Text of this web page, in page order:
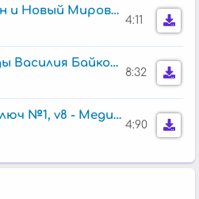
V8 - Гимн Шиван и Новый Мировой Порядок
4:11
v8 Гимн Команды Василия Байковского
8:32
Сиг Времени, Ключ №1, v8 - Медитация-Покой-Релакс
4:90